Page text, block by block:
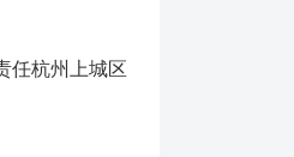
任杭州上城区